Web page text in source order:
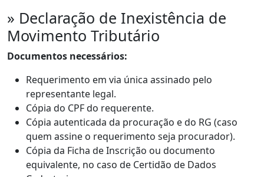
» Declaração de Inexistência de
Movimento Tributário
Documentos necessários:
Requerimento em via única assinado pelo
representante legal.
Cópia do CPF do requerente.
Cópia autenticada da procuração e do RG (caso
quem assine o requerimento seja procurador).
Cópia da Ficha de Inscrição ou documento
equivalente, no caso de Certidão de Dados